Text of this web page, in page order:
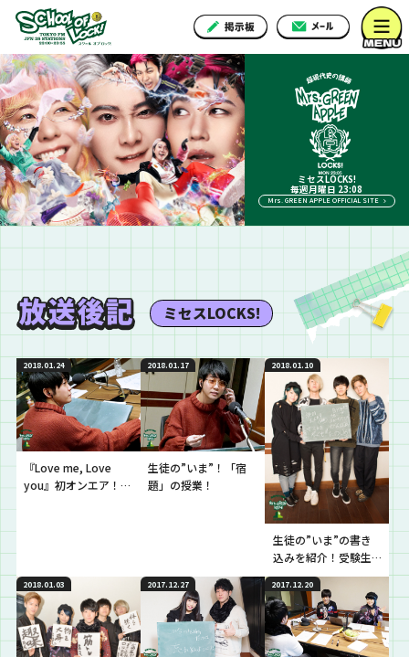
ミセスLOCKS!
毎週月曜日 23:08
Mrs. GREEN APPLE OFFICIAL SITE
ミセスLOCKS!
2018.01.24
『Love me, Love
you』初オンエア！生
2018.01.17
生徒の”いま”！「宿
題」の授業！
2018.01.10
生徒の”いま”の書き
込みを紹介！受験生
のみんなに曲でエー
ルを!!
2018.01.03 2017.12.27 2017.12.20